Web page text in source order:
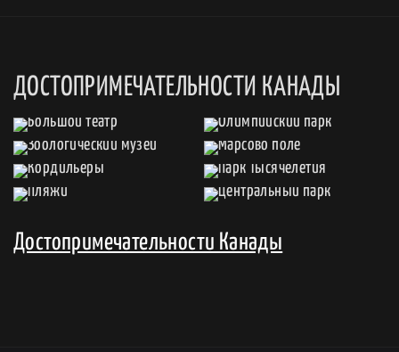
ДОСТОПРИМЕЧАТЕЛЬНОСТИ КАНАДЫ
Достопримечательности Канады